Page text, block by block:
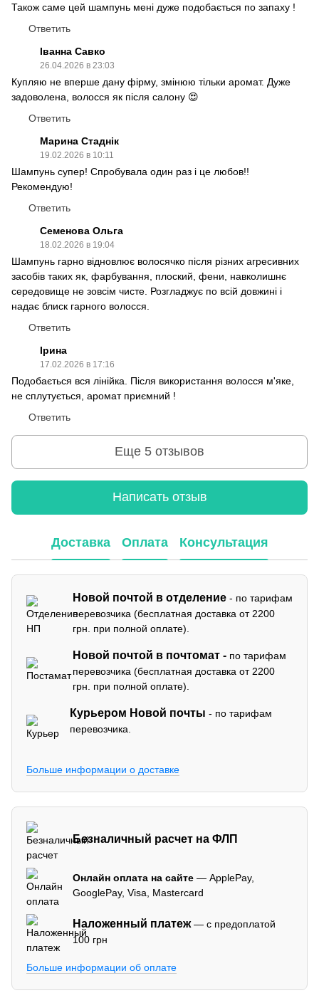
Також саме цей шампунь мені дуже подобається по запаху !
Ответить
Іванна Савко
26.04.2026 в 23:03
Купляю не вперше дану фірму, змінюю тільки аромат. Дуже
задоволена, волосся як після салону 😍
Ответить
Марина Стаднік
19.02.2026 в 10:11
Шампунь супер! Спробувала один раз і це любов!!
Рекомендую!
Ответить
Семенова Ольга
18.02.2026 в 19:04
Шампунь гарно відновлює волосячко після різних агресивних
засобів таких як, фарбування, плоский, фени, навколишнє
середовище не зовсім чисте. Розгладжує по всій довжині і
надає блиск гарного волосся.
Ответить
Ірина
17.02.2026 в 17:16
Подобається вся лінійка. Після використання волосся м'яке,
не сплутується, аромат приємний !
Ответить
Еще 5 отзывов
Написать отзыв
Доставка Оплата Консультация
Новой почтой в отделение - по тарифам
перевозчика (бесплатная доставка от 2200
грн. при полной оплате).
Новой почтой в почтомат - по тарифам
перевозчика (бесплатная доставка от 2200
грн. при полной оплате).
Курьером Новой почты - по тарифам
перевозчика.
Больше информации о доставке
Безналичный расчет на ФЛП
Онлайн оплата на сайте — ApplePay,
GooglePay, Visa, Mastercard
Наложенный платеж— с предоплатой
100 грн
Больше информации об оплате